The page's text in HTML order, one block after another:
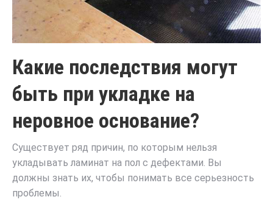
Какие последствия могут
быть при укладке на
неровное основание?
Существует ряд причин, по которым нельзя
укладывать ламинат на пол с дефектами. Вы
должны знать их, чтобы понимать все серьезность
проблемы.